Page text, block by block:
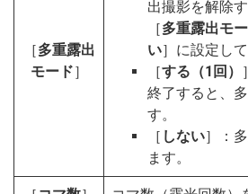
［多重露出
モード］
出撮影を解除
［多重露出モ
い］に設定し
［する（1回）
終了すると、
す。
［ しない］：
ます。